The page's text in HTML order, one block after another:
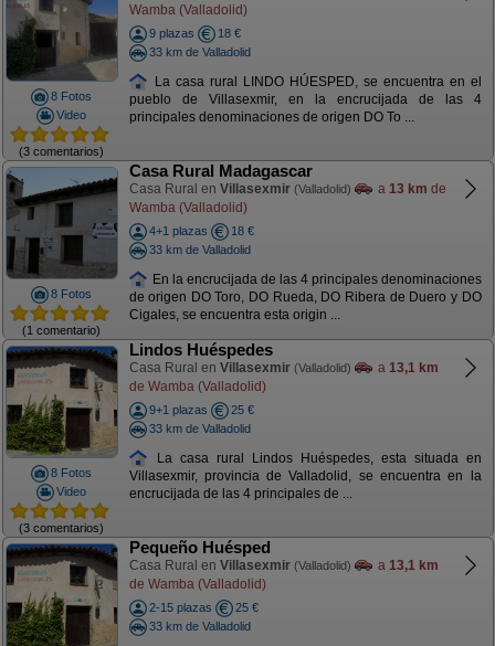
8 Fotos
Video
(3 comentarios)
Wamba (Valladolid)
9 plazas
18 €
33 km de Valladolid
La casa rural LINDO HÚESPED, se encuentra en el
pueblo de Villasexmir, en la encrucijada de las 4
principales denominaciones de origen DO To ...
8 Fotos
(1 comentario)
Casa Rural Madagascar
Casa Rural en Villasexmir (Valladolid) a 13 km de
Wamba (Valladolid)
4+1 plazas
18 €
33 km de Valladolid
En la encrucijada de las 4 principales denominaciones
de origen DO Toro, DO Rueda, DO Ribera de Duero y DO
Cigales, se encuentra esta origin ...
8 Fotos
Video
(3 comentarios)
Lindos Huéspedes
Casa Rural en Villasexmir (Valladolid) a 13,1 km
de Wamba (Valladolid)
9+1 plazas
25 €
33 km de Valladolid
La casa rural Lindos Huéspedes, esta situada en
Villasexmir, provincia de Valladolid, se encuentra en la
encrucijada de las 4 principales de ...
Pequeño Huésped
Casa Rural en Villasexmir (Valladolid) a 13,1 km
de Wamba (Valladolid)
2-15 plazas
25 €
33 km de Valladolid